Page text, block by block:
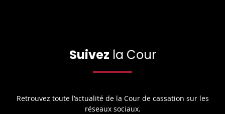
Suivez la Cour
Retrouvez toute l’actualité de la Cour de cassation sur les
réseaux sociaux.